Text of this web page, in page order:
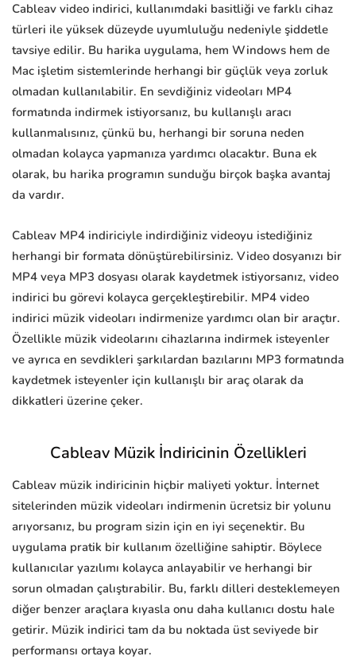
Cableav video indirici, kullanımdaki basitliği ve farklı cihaz
türleri ile yüksek düzeyde uyumluluğu nedeniyle şiddetle
tavsiye edilir. Bu harika uygulama, hem Windows hem de
Mac işletim sistemlerinde herhangi bir güçlük veya zorluk
olmadan kullanılabilir. En sevdiğiniz videoları MP4
formatında indirmek istiyorsanız, bu kullanışlı aracı
kullanmalısınız, çünkü bu, herhangi bir soruna neden
olmadan kolayca yapmanıza yardımcı olacaktır. Buna ek
olarak, bu harika programın sunduğu birçok başka avantaj
da vardır.
Cableav MP4 indiriciyle indirdiğiniz videoyu istediğiniz
herhangi bir formata dönüştürebilirsiniz. Video dosyanızı bir
MP4 veya MP3 dosyası olarak kaydetmek istiyorsanız, video
indirici bu görevi kolayca gerçekleştirebilir. MP4 video
indirici müzik videoları indirmenize yardımcı olan bir araçtır.
Özellikle müzik videolarını cihazlarına indirmek isteyenler
ve ayrıca en sevdikleri şarkılardan bazılarını MP3 formatında
kaydetmek isteyenler için kullanışlı bir araç olarak da
dikkatleri üzerine çeker.
Cableav Müzik İndiricinin Özellikleri
Cableav müzik indiricinin hiçbir maliyeti yoktur. İnternet
sitelerinden müzik videoları indirmenin ücretsiz bir yolunu
arıyorsanız, bu program sizin için en iyi seçenektir. Bu
uygulama pratik bir kullanım özelliğine sahiptir. Böylece
kullanıcılar yazılımı kolayca anlayabilir ve herhangi bir
sorun olmadan çalıştırabilir. Bu, farklı dilleri desteklemeyen
diğer benzer araçlara kıyasla onu daha kullanıcı dostu hale
getirir. Müzik indirici tam da bu noktada üst seviyede bir
performansı ortaya koyar.